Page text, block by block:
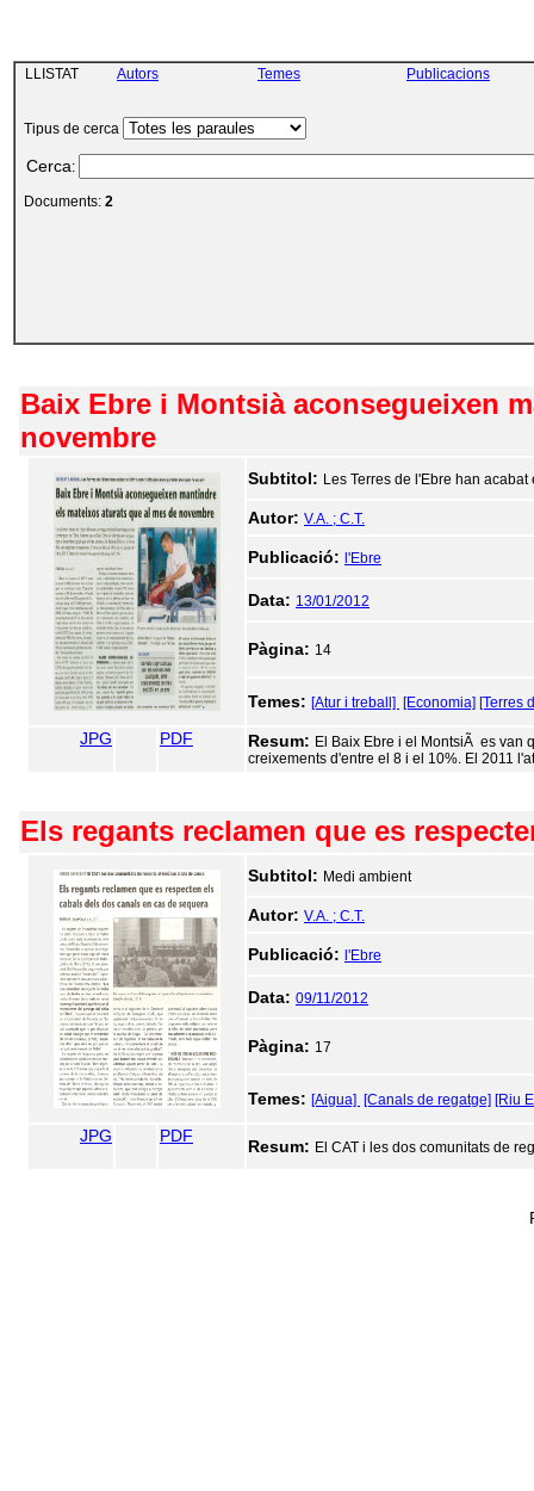
LLISTAT Autors Temes Publicacions
Tipus de cerca
Cerca:
Documents: 2
Baix Ebre i Montsià aconsegueixen
novembre
Subtitol: Les Terres de l'Ebre han
Autor: V.A. ; C.T.
Publicació: l'Ebre
Data: 13/01/2012
Pàgina: 14
Temes: [Atur i treball] [Economia] [Terres
JPG PDF Resum: El Baix Ebre i el MontsiÃ es van
creixements d'entre el 8 i el 10%. El 2011
Els regants reclamen que es
Subtitol: Medi ambient
Autor: V.A. ; C.T.
Publicació: l'Ebre
Data: 09/11/2012
Pàgina: 17
Temes: [Aigua] [Canals de regatge] [Riu
JPG PDF
Resum: El CAT i les dos comunitats de